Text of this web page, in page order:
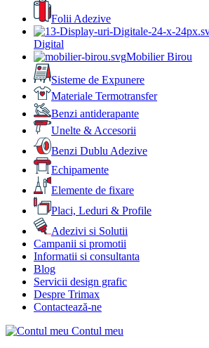
Folii Adezive
Digital
Mobilier Birou
Sisteme de Expunere
Materiale Termotransfer
Benzi antiderapante
Unelte & Accesorii
Benzi Dublu Adezive
Echipamente
Elemente de fixare
Placi, Leduri & Profile
Adezivi si Solutii
Campanii si promotii
Informatii si consultanta
Blog
Servicii design grafic
Despre Trimax
Contactează-ne
Contul meu